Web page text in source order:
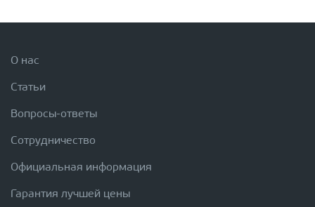
О нас
Статьи
Вопросы-ответы
Сотрудничество
Официальная информация
Гарантия лучшей цены